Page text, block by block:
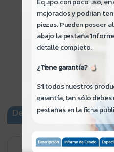
$7.000
Descripción Informe
mejorados y podrían
piezas. Pueden poseer
abajo la pestaña
detalle completo.
¿Tiene garantía?
Sí! todos nuestros
garantía, tan sólo debes
pestañas en la ficha